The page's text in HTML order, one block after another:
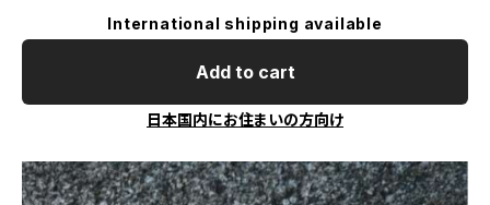
International shipping available
Add to cart
日本国内にお住まいの方向け